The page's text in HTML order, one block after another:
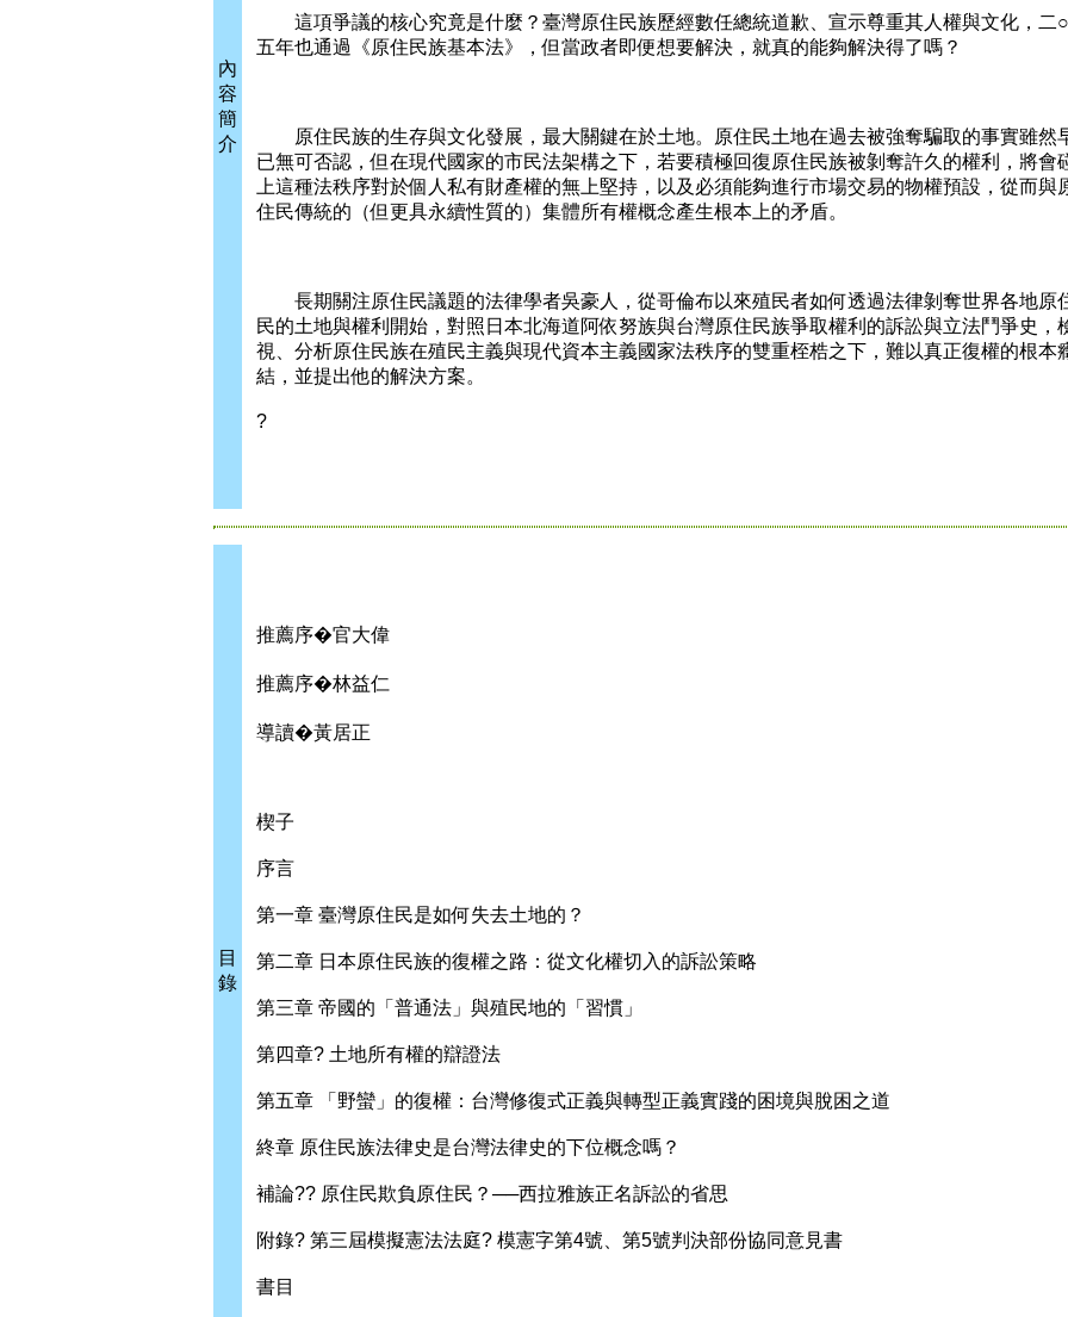
內
容
簡
介
這項爭議的核心究竟是什麼？臺灣原住民族歷經數任總統道歉、宣示尊重其人權與文化，二
五年也通過《原住民族基本法》，但當政者即便想要解決，就真的能夠解決得了嗎？
原住民族的生存與文化發展，最大關鍵在於土地。原住民土地在過去被強奪騙取的事實雖然
已無可否認，但在現代國家的市民法架構之下，若要積極回復原住民族被剝奪許久的權利，將會
上這種法秩序對於個人私有財產權的無上堅持，以及必須能夠進行市場交易的物權預設，從而與
住民傳統的（但更具永續性質的）集體所有權概念產生根本上的矛盾。
長期關注原住民議題的法律學者吳豪人，從哥倫布以來殖民者如何透過法律剝奪世界各地原
民的土地與權利開始，對照日本北海道阿依努族與台灣原住民族爭取權利的訴訟與立法鬥爭史，
視、分析原住民族在殖民主義與現代資本主義國家法秩序的雙重桎梏之下，難以真正復權的根本
結，並提出他的解決方案。
?
目
錄
推薦序�官大偉
推薦序�林益仁
導讀�黃居正
楔子
序言
第一章 臺灣原住民是如何失去土地的？
第二章 日本原住民族的復權之路：從文化權切入的訴訟策略
第三章 帝國的「普通法」與殖民地的「習慣」
第四章? 土地所有權的辯證法
第五章 「野蠻」的復權：台灣修復式正義與轉型正義實踐的困境與脫困之道
終章 原住民族法律史是台灣法律史的下位概念嗎？
補論?? 原住民欺負原住民？──西拉雅族正名訴訟的省思
附錄? 第三屆模擬憲法法庭? 模憲字第4號、第5號判決部份協同意見書
書目